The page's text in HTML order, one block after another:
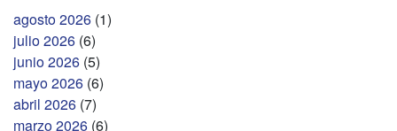
agosto 2026 (1)
julio 2026 (6)
junio 2026 (5)
mayo 2026 (6)
abril 2026 (7)
marzo 2026 (6)